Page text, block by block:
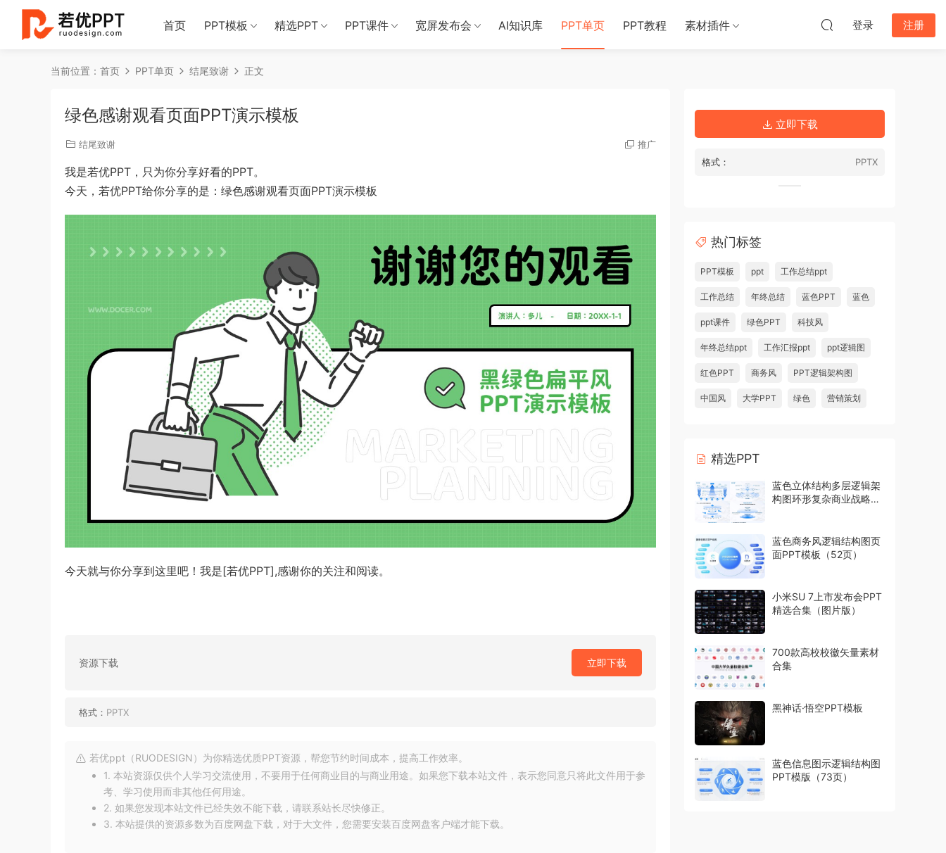
首页 PPT模板 精选PPT PPT课件 宽屏发布会 AI知识库 PPT单页 PPT教程 素材插件 登录 注册
当前位置： 首页 PPT单页 结尾致谢 正文
绿色感谢观看页面PPT演示模板
结尾致谢 推广
我是若优PPT，只为你分享好看的PPT。
今天，若优PPT给你分享的是：绿色感谢观看页面PPT演示模板
今天就与你分享到这里吧！我是[若优PPT],感谢你的关注和阅读。
资源下载 立即下载
格式： PPTX
若优ppt（RUODESIGN）为你精选优质PPT资源，帮您节约时间成本，提高工作效率。
1. 本站资源仅供个人学习交流使用，不要用于任何商业目的与商业用途。如果您下载本站文件，表示您同意只将此文件用于参
考、学习使用而非其他任何用途。
2. 如果您发现本站文件已经失效不能下载，请联系站长尽快修正。
3. 本站提供的资源多数为百度网盘下载，对于大文件，您需要安装百度网盘客户端才能下载。
立即下载
格式： PPTX
热门标签
PPT模板 ppt 工作总结ppt
工作总结 年终总结 蓝色PPT 蓝色
ppt课件 绿色PPT 科技风
年终总结ppt 工作汇报ppt ppt逻辑图
红色PPT 商务风 PPT逻辑架构图
中国风 大学PPT 绿色 营销策划
精选PPT
蓝色立体结构多层逻辑架
构图环形复杂商业战略模
蓝色商务风逻辑结构图页
面PPT模板（52页）
小米SU 7上市发布会PPT
精选合集（图片版）
700款高校校徽矢量素材
合集
黑神话·悟空PPT模板
蓝色信息图示逻辑结构图
PPT模版（73页）